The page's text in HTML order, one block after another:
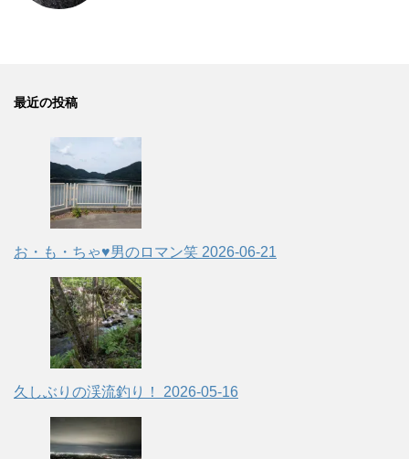
最近の投稿
お・も・ちゃ♥男のロマン笑 2026-06-21
久しぶりの渓流釣り！ 2026-05-16